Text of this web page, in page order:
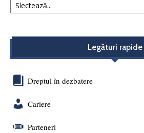
Legături rapide
Dreptul în dezbatere
Cariere
Parteneri